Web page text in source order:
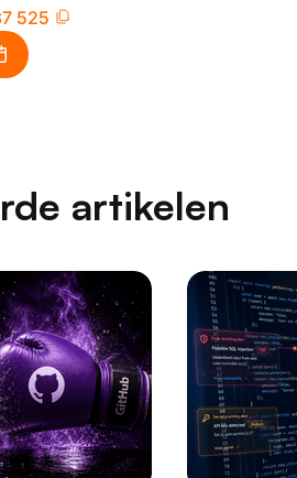
525
artikelen